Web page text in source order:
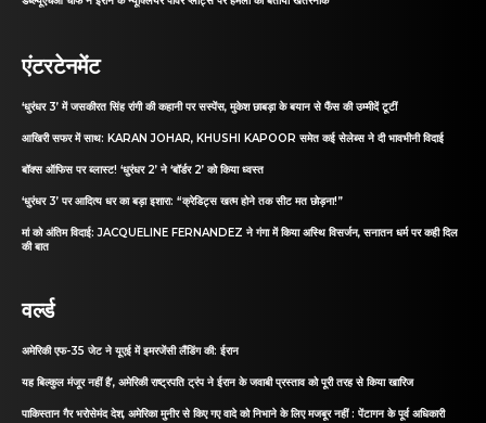
एंटरटेनमेंट
‘धुरंधर 3’ में जसकीरत सिंह रांगी की कहानी पर सस्पेंस, मुकेश छाबड़ा के बयान से फैंस की उम्मीदें टूटीं
आखिरी सफर में साथ: KARAN JOHAR, KHUSHI KAPOOR समेत कई सेलेब्स ने दी भावभीनी विदाई
बॉक्स ऑफिस पर ब्लास्ट! ‘धुरंधर 2’ ने ‘बॉर्डर 2’ को किया ध्वस्त
‘धुरंधर 3’ पर आदित्य धर का बड़ा इशारा: “क्रेडिट्स खत्म होने तक सीट मत छोड़ना!”
मां को अंतिम विदाई: JACQUELINE FERNANDEZ ने गंगा में किया अस्थि विसर्जन, सनातन धर्म पर कही दिल
की बात
वर्ल्ड
अमेरिकी एफ-35 जेट ने यूएई में इमरजेंसी लैंडिंग की: ईरान
यह बिल्कुल मंजूर नहीं है’, अमेरिकी राष्ट्रपति ट्रंप ने ईरान के जवाबी प्रस्ताव को पूरी तरह से किया खारिज
पाकिस्तान गैर भरोसेमंद देश, अमेरिका मुनीर से किए गए वादे को निभाने के लिए मजबूर नहीं : पेंटागन के पूर्व अधिकारी